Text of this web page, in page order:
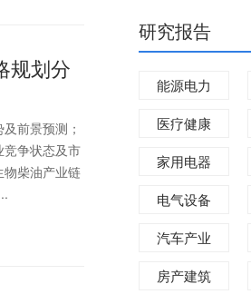
规划分
前景预测；
争状态及市
柴油产业链
研究报告
能源电力
医疗健康
家用电器
电气设备
汽车产业
房产建筑